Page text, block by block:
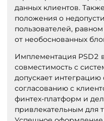
данных клиентов.
положения о
пользователей,
от необоснованных
Имплементация PSD2
совместимость с
допускает
согласованию с
финтех-платформ и
привлекательным для